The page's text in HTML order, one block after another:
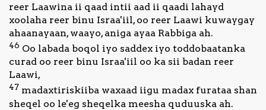
reer Laawina ii qaad intii aad ii qaadi lahayd
xoolaha reer binu Israa'iil, oo reer Laawi kuwaygay
ahaanayaan, waayo, aniga ayaa Rabbiga ah.
46 Oo labada boqol iyo saddex iyo toddobaatanka
curad oo reer binu Israa'iil oo ka sii badan reer
Laawi,
47 madaxtiriskiiba waxaad iigu madax furataa shan
sheqel oo le'eg sheqelka meesha quduuska ah.